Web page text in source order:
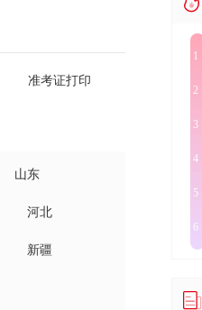
准考证打印
山东
河北
新疆
1
2
3
4
5
6